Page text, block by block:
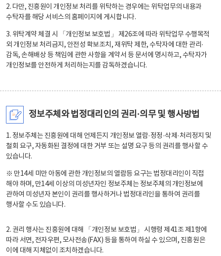
2. 다만, 진흥원이 개인정보 처리를 위탁하는 경우에는 위탁업무의 내용과
수탁자를 해당 서비스의 홈페이지에 게시합니다.
3. 위탁계약 체결 시 「개인정보 보호법」 제26조에 따라 위탁업무 수행목적
외 개인정보 처리금지, 안전성 확보조치, 재위탁 제한, 수탁자에 대한 관리·
감독, 손해배상 등 책임에 관한 사항을 계약서 등 문서에 명시하고, 수탁자가
개인정보를 안전하게 처리하는지를 감독하겠습니다.
정보주체와 법정대리인의 권리·의무 및 행사방법
1. 정보주체는 진흥원에 대해 언제든지 개인정보 열람·정정·삭제·처리정지 및
철회 요구, 자동화된 결정에 대한 거부 또는 설명 요구 등의 권리를 행사할 수
있습니다.
※ 만14세 미만 아동에 관한 개인정보의 열람등 요구는 법정대리인이 직접
해야 하며, 만14세 이상의 미성년자인 정보주체는 정보주체의 개인정보에
관하여 미성년자 본인이 권리를 행사하거나 법정대리인을 통하여 권리를
행사할 수도 있습니다.
2. 권리 행사는 진흥원에 대해 「개인정보 보호법」 시행령 제41조 제1항에
따라 서면, 전자우편, 모사전송(FAX) 등을 통하여 하실 수 있으며, 진흥원은
이에 대해 지체없이 조치하겠습니다.